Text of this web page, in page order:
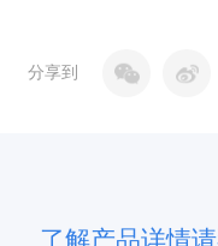
分享到
了解产品详情